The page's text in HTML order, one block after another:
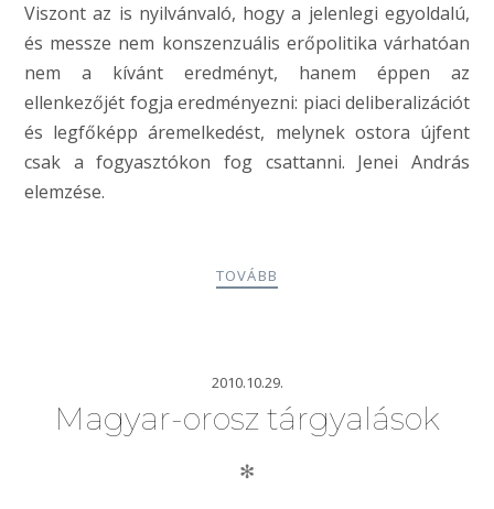
Viszont az is nyilvánvaló, hogy a jelenlegi egyoldalú,
és messze nem konszenzuális erőpolitika várhatóan
nem a kívánt eredményt, hanem éppen az
ellenkezőjét fogja eredményezni: piaci deliberalizációt
és legfőképp áremelkedést, melynek ostora újfent
csak a fogyasztókon fog csattanni. Jenei András
elemzése.
TOVÁBB
2010.10.29.
Magyar-orosz tárgyalások
✻